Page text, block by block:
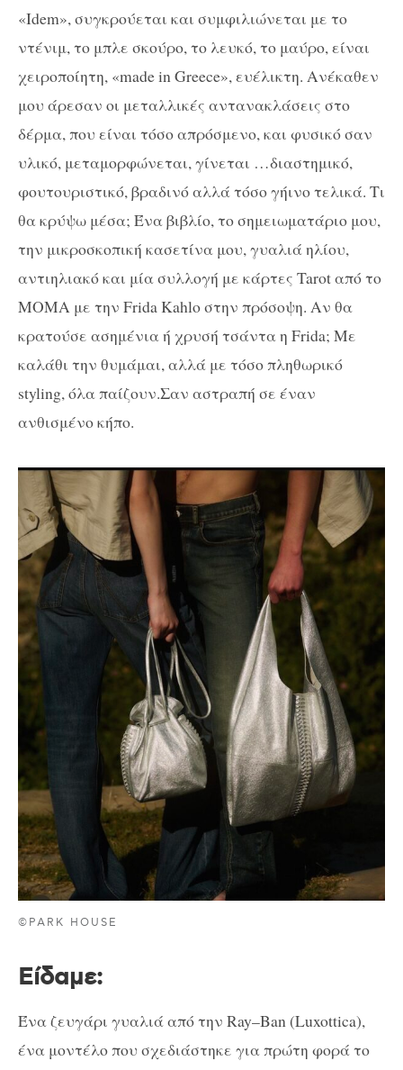
«Idem», συγκρούεται και συμφιλιώνεται με το
ντένιμ, το μπλε σκούρο, το λευκό, το μαύρο, είναι
χειροποίητη, «made in Greece», ευέλικτη. Ανέκαθεν
μου άρεσαν οι μεταλλικές αντανακλάσεις στο
δέρμα, που είναι τόσο απρόσμενο, και φυσικό σαν
υλικό, μεταμορφώνεται, γίνεται …διαστημικό,
φουτουριστικό, βραδινό αλλά τόσο γήινο τελικά. Τι
θα κρύψω μέσα; Ένα βιβλίο, το σημειωματάριο μου,
την μικροσκοπική κασετίνα μου, γυαλιά ηλίου,
αντιηλιακό και μία συλλογή με κάρτες Tarotαπό το
MOMA με την Frida Kahloστην πρόσοψη. Αν θα
κρατούσε ασημένια ή χρυσή τσάντα η Frida; Με
καλάθι την θυμάμαι, αλλά με τόσο πληθωρικό
styling, όλα παίζουν.Σαν αστραπή σε έναν
ανθισμένο κήπο.
©PARK HOUSE
Eίδαμε:
Ένα ζευγάρι γυαλιά από την Ray–Ban (Luxottica),
ένα μοντέλο που σχεδιάστηκε για πρώτη φορά το